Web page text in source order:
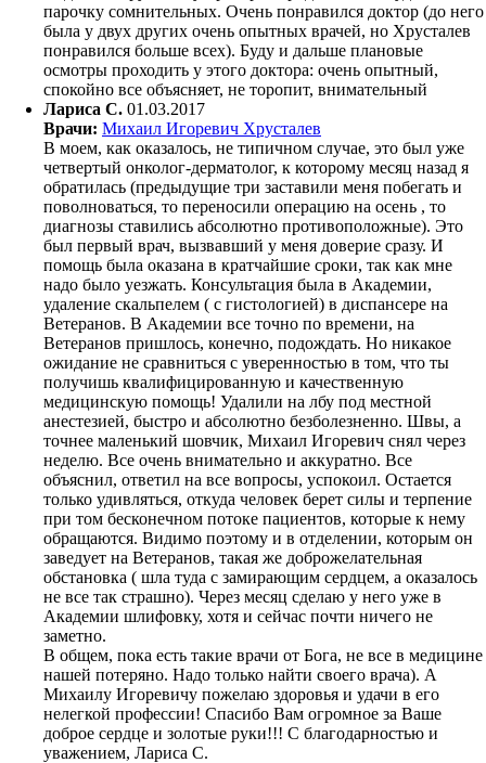
парочку сомнительных. Очень понравился доктор (до него
была у двух других очень опытных врачей, но Хрусталев
понравился больше всех). Буду и дальше плановые
осмотры проходить у этого доктора: очень опытный,
спокойно все объясняет, не торопит, внимательный
Лариса C. 01.03.2017
Врачи: Михаил Игоревич Хрусталев
В моем, как оказалось, не типичном случае, это был уже
четвертый онколог-дерматолог, к которому месяц назад я
обратилась (предыдущие три заставили меня побегать и
поволноваться, то переносили операцию на осень , то
диагнозы ставились абсолютно противоположные). Это
был первый врач, вызвавший у меня доверие сразу. И
помощь была оказана в кратчайшие сроки, так как мне
надо было уезжать. Консультация была в Академии,
удаление скальпелем ( с гистологией) в диспансере на
Ветеранов. В Академии все точно по времени, на
Ветеранов пришлось, конечно, подождать. Но никакое
ожидание не сравниться с уверенностью в том, что ты
получишь квалифицированную и качественную
медицинскую помощь! Удалили на лбу под местной
анестезией, быстро и абсолютно безболезненно. Швы, а
точнее маленький шовчик, Михаил Игоревич снял через
неделю. Все очень внимательно и аккуратно. Все
объяснил, ответил на все вопросы, успокоил. Остается
только удивляться, откуда человек берет силы и терпение
при том бесконечном потоке пациентов, которые к нему
обращаются. Видимо поэтому и в отделении, которым он
заведует на Ветеранов, такая же доброжелательная
обстановка ( шла туда с замирающим сердцем, а оказалось
не все так страшно). Через месяц сделаю у него уже в
Академии шлифовку, хотя и сейчас почти ничего не
заметно.
В общем, пока есть такие врачи от Бога, не все в медицине
нашей потеряно. Надо только найти своего врача). А
Михаилу Игоревичу пожелаю здоровья и удачи в его
нелегкой профессии! Спасибо Вам огромное за Ваше
доброе сердце и золотые руки!!! С благодарностью и
уважением, Лариса С.